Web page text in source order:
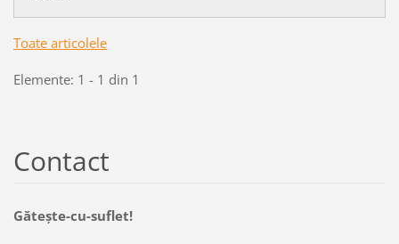
Toate articolele
Elemente: 1 - 1 din 1
Contact
Găteşte-cu-suflet!